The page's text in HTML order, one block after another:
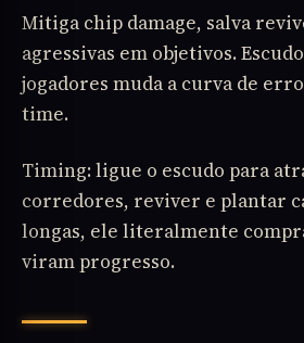
Mitiga chip damage, salva
agressivas em objetivos.
jogadores muda a curva de
time.
Timing: ligue o escudo para
corredores, reviver e plantar
longas, ele literalmente
viram progresso.